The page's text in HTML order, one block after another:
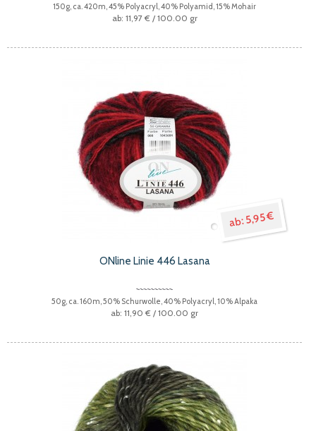
150g, ca. 420m, 45% Polyacryl, 40% Polyamid, 15% Mohair
11,97 € / 100.00 gr
5,95 €
ONline Linie 446 Lasana
50g, ca. 160m, 50% Schurwolle, 40% Polyacryl, 10% Alpaka
11,90 € / 100.00 gr